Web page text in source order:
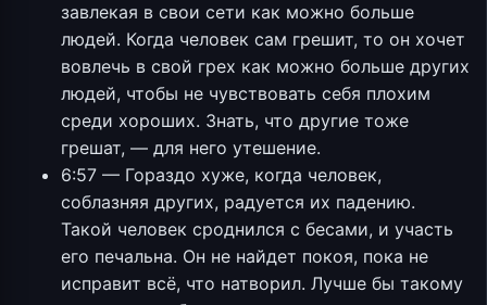
завлекая в свои сети как можно больше
людей. Когда человек сам грешит, то он хочет
вовлечь в свой грех как можно больше других
людей, чтобы не чувствовать себя плохим
среди хороших. Знать, что другие тоже
грешат, — для него утешение.
6:57 — Гораздо хуже, когда человек,
соблазняя других, радуется их падению.
Такой человек сроднился с бесами, и участь
его печальна. Он не найдет покоя, пока не
исправит всё, что натворил. Лучше бы такому